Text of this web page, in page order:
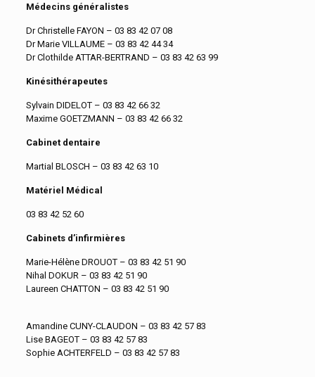
Médecins généralistes
Dr Christelle FAYON – 03 83 42 07 08
Dr Marie VILLAUME – 03 83 42 44 34
Dr Clothilde ATTAR-BERTRAND – 03 83 42 63 99
Kinésithérapeutes
Sylvain DIDELOT – 03 83 42 66 32
Maxime GOETZMANN – 03 83 42 66 32
Cabinet dentaire
Martial BLOSCH – 03 83 42 63 10
Matériel Médical
03 83 42 52 60
Cabinets d’infirmières
Marie-Hélène DROUOT – 03 83 42 51 90
Nihal DOKUR – 03 83 42 51 90
Laureen CHATTON – 03 83 42 51 90
Amandine CUNY-CLAUDON – 03 83 42 57 83
Lise BAGEOT – 03 83 42 57 83
Sophie ACHTERFELD – 03 83 42 57 83